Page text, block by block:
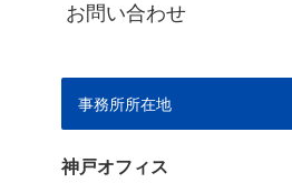
お問い合わせ
事務所所在地
神戸オフィス